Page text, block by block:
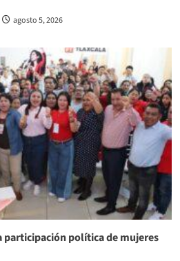
agosto 5, 2026
participación política de mujeres